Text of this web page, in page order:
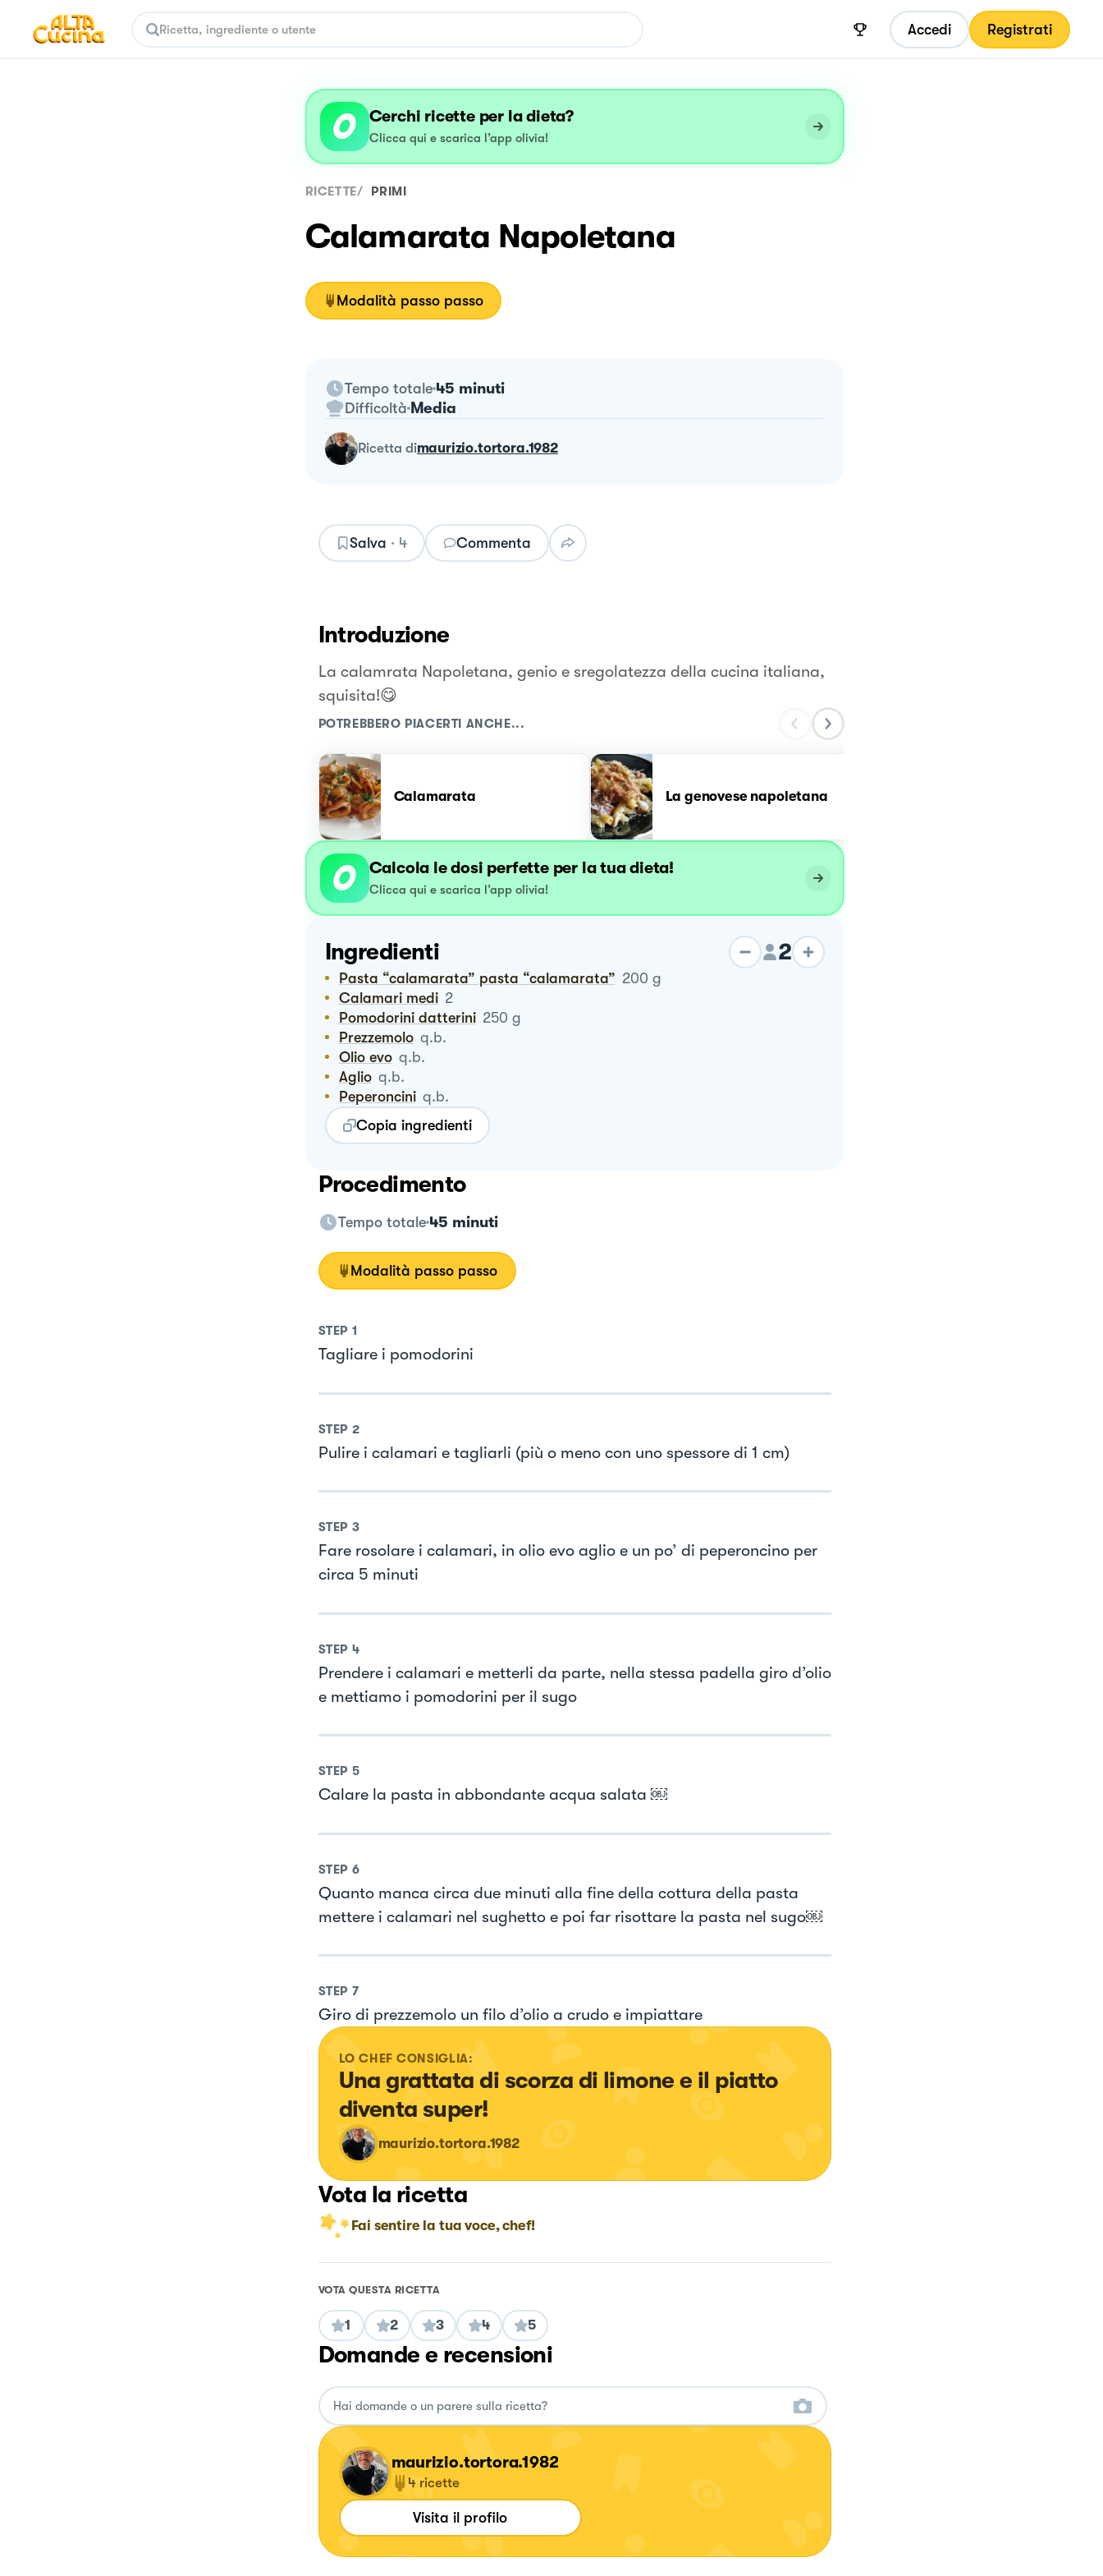
Accedi Registrati
Cerchi ricette per la dieta?
Clicca qui e scarica l’app olivia!
RICETTE/ PRIMI
Calamarata Napoletana
Modalità passo passo
Tempo totale 45 minuti
Difficoltà Media
ricetta dimaurizio.tortora.1982
Salva · 4 Commenta
Introduzione
La calamrata Napoletana, genio e sregolatezza della cucina italiana,
squisita!😋
POTREBBERO PIACERTI ANCHE...
Calamarata La genovese napoletana
Calcola le dosi perfette per la tua dieta!
Clicca qui e scarica l’app olivia!
Ingredienti 2
Pasta “calamarata” pasta “calamarata” 200 g
Calamari medi 2
Pomodorini datterini 250 g
Prezzemolo q.b.
Olio evo q.b.
Aglio q.b.
Peperoncini q.b.
Copia ingredienti
Procedimento
Tempo totale 45 minuti
Modalità passo passo
STEP 1
Tagliare i pomodorini
STEP 2
Pulire i calamari e tagliarli (più o meno con uno spessore di 1 cm)
STEP 3
Fare rosolare i calamari, in olio evo aglio e un po’ di peperoncino per
circa 5 minuti
STEP 4
Prendere i calamari e metterli da parte, nella stessa padella giro d’olio
e mettiamo i pomodorini per il sugo
STEP 5
Calare la pasta in abbondante acqua salata ￼
STEP 6
Quanto manca circa due minuti alla fine della cottura della pasta
mettere i calamari nel sughetto e poi far risottare la pasta nel sugo￼
STEP 7
Giro di prezzemolo un filo d’olio a crudo e impiattare
LO CHEF CONSIGLIA:
Una grattata di scorza di limone e il piatto
diventa super!
maurizio.tortora.1982
Vota la ricetta
Fai sentire la tua voce, chef!
VOTA QUESTA RICETTA
1 2 3 4 5
Domande e recensioni
maurizio.tortora.1982
4 ricette
Visita il profilo